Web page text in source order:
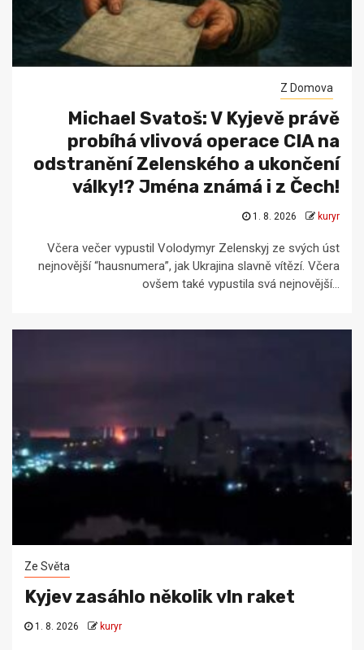
Z Domova
Michael Svatoš: V Kyjevě právě
probíhá vlivová operace CIA na
odstranění Zelenského a ukončení
války!? Jména známá i z Čech!
1. 8. 2026 kuryr
Včera večer vypustil Volodymyr Zelenskyj ze svých úst
nejnovější “hausnumera”, jak Ukrajina slavně vítězí. Včera
ovšem také vypustila svá nejnovější...
Ze Světa
Kyjev zasáhlo několik vln raket
1. 8. 2026 kuryr